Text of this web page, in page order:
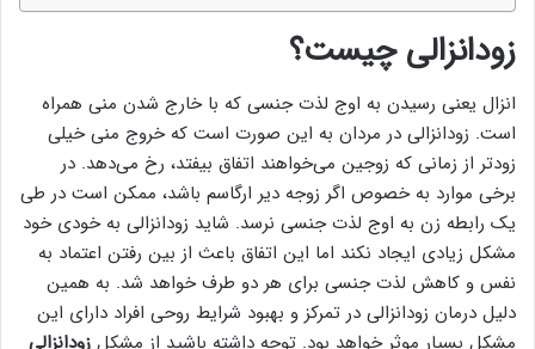
زودانزالی چیست؟
انزال یعنی رسیدن به اوج لذت جنسی که با خارج شدن منی همراه
است. زودانزالی در مردان به این صورت است که خروج منی خیلی
زودتر از زمانی که زوجین می‌خواهند اتفاق بیفتد، رخ می‌دهد. در
برخی موارد به خصوص اگر زوجه دیر ارگاسم باشد، ممکن است در طی
یک رابطه زن به اوج لذت جنسی نرسد. شاید زودانزالی به خودی خود
مشکل زیادی ایجاد نکند اما این اتفاق باعث از بین رفتن اعتماد به
نفس و کاهش لذت جنسی برای هر دو طرف خواهد شد. به همین
دلیل درمان زودانزالی در تمرکز و بهبود شرایط روحی افراد دارای این